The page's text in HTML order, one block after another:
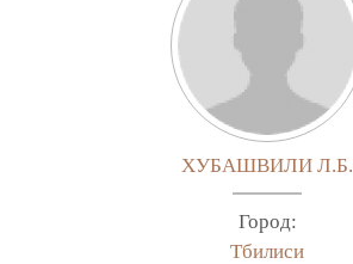
ХУБАШВИЛИ Л.Б.
Город:
Тбилиси